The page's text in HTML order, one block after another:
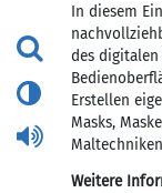
In diesem
des digitalen
Erstellen
Masks,
Weitere